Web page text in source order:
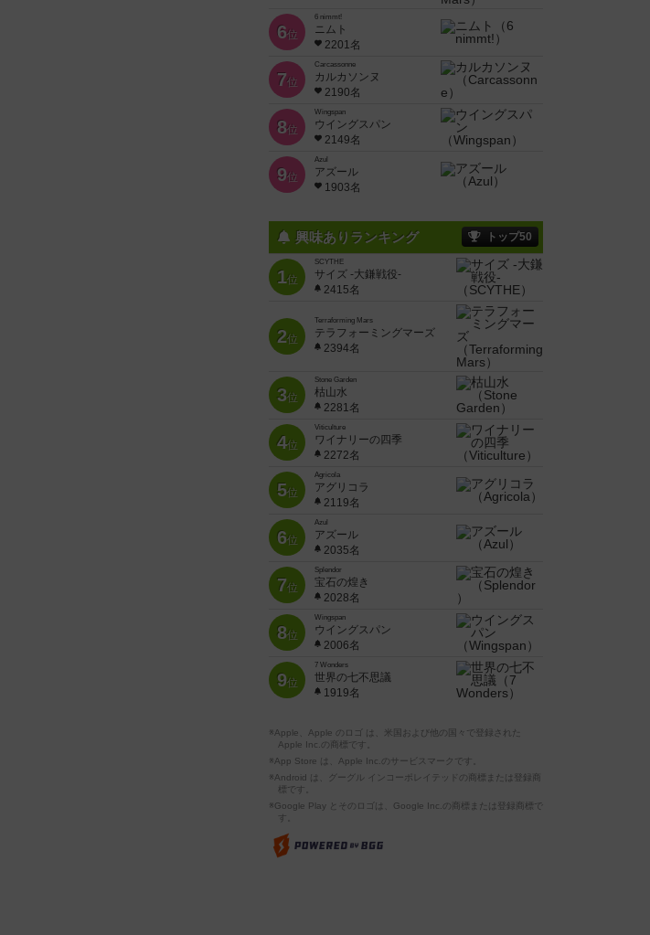
6位
6 nimmt!
ニムト
2201名
7位
Carcassonne
カルカソンヌ
2190名
8位
Wingspan
ウイングスパン
2149名
9位
Azul
アズール
1903名
興味ありランキング トップ50
1位
SCYTHE
サイズ -大鎌戦役-
2415名
2位
Terraforming Mars
テラフォーミングマーズ
2394名
3位
Stone Garden
枯山水
2281名
4位
Viticulture
ワイナリーの四季
2272名
5位
Agricola
アグリコラ
2119名
6位
Azul
アズール
2035名
7位
Splendor
宝石の煌き
2028名
8位
Wingspan
ウイングスパン
2006名
9位
7 Wonders
世界の七不思議
1919名
※Apple、Apple のロゴ は、米国および他の国々で登録された
Apple Inc.の商標です。
※App Store は、Apple Inc.のサービスマークです。
※Android は、グーグル インコーポレイテッドの商標または登録商
標です。
※Google Play とそのロゴは、Google Inc.の商標または登録商標で
す。